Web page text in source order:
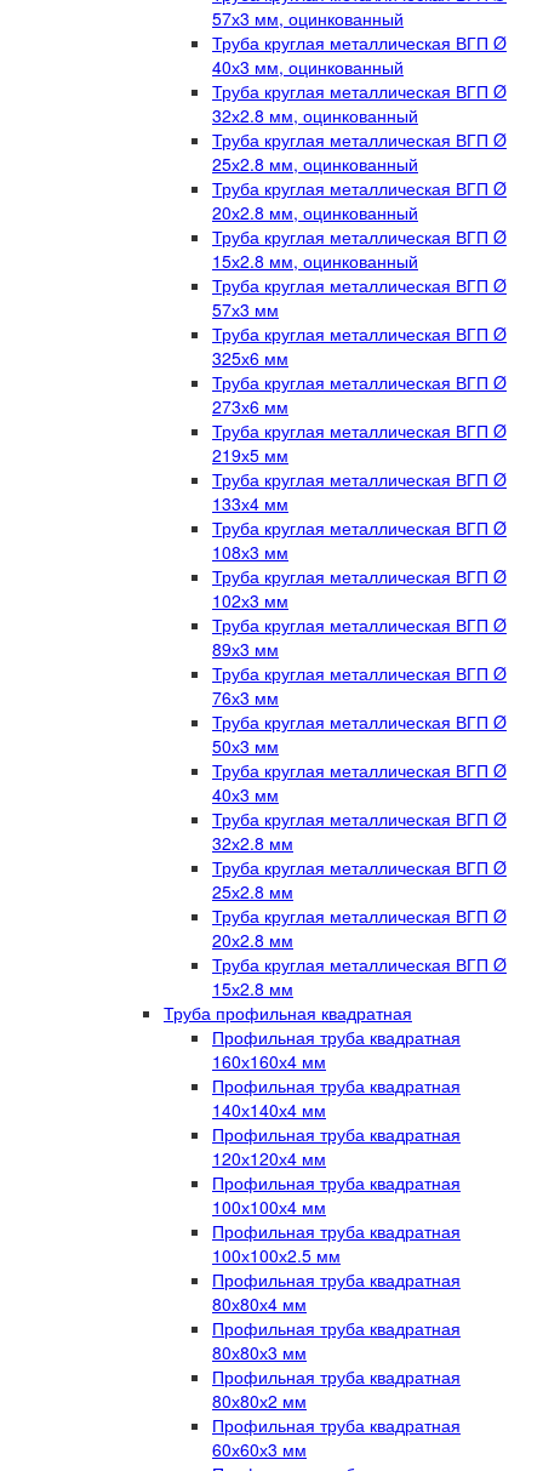
57х3 мм, оцинкованный
Труба круглая металлическая ВГП Ø
40х3 мм, оцинкованный
Труба круглая металлическая ВГП Ø
32х2.8 мм, оцинкованный
Труба круглая металлическая ВГП Ø
25х2.8 мм, оцинкованный
Труба круглая металлическая ВГП Ø
20х2.8 мм, оцинкованный
Труба круглая металлическая ВГП Ø
15х2.8 мм, оцинкованный
Труба круглая металлическая ВГП Ø
57х3 мм
Труба круглая металлическая ВГП Ø
325х6 мм
Труба круглая металлическая ВГП Ø
273х6 мм
Труба круглая металлическая ВГП Ø
219х5 мм
Труба круглая металлическая ВГП Ø
133х4 мм
Труба круглая металлическая ВГП Ø
108х3 мм
Труба круглая металлическая ВГП Ø
102х3 мм
Труба круглая металлическая ВГП Ø
89х3 мм
Труба круглая металлическая ВГП Ø
76х3 мм
Труба круглая металлическая ВГП Ø
50х3 мм
Труба круглая металлическая ВГП Ø
40х3 мм
Труба круглая металлическая ВГП Ø
32х2.8 мм
Труба круглая металлическая ВГП Ø
25х2.8 мм
Труба круглая металлическая ВГП Ø
20х2.8 мм
Труба круглая металлическая ВГП Ø
15х2.8 мм
Труба профильная квадратная
Профильная труба квадратная
160х160х4 мм
Профильная труба квадратная
140х140х4 мм
Профильная труба квадратная
120х120х4 мм
Профильная труба квадратная
100х100х4 мм
Профильная труба квадратная
100х100х2.5 мм
Профильная труба квадратная
80х80х4 мм
Профильная труба квадратная
80х80х3 мм
Профильная труба квадратная
80х80х2 мм
Профильная труба квадратная
60х60х3 мм